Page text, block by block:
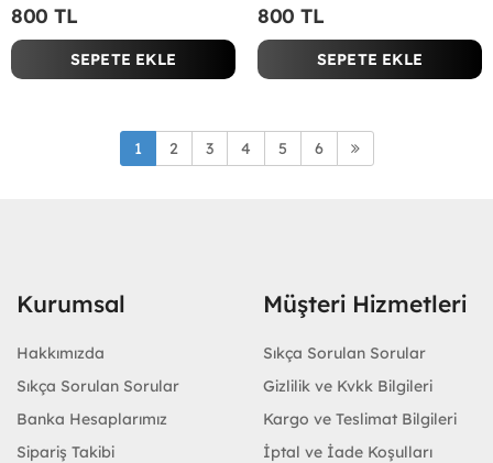
800 TL
SEPETE EKLE
800 TL
SEPETE EKLE
1 2 3 4 5 6
Kurumsal
Hakkımızda
Sıkça Sorulan Sorular
Banka Hesaplarımız
Sipariş Takibi
Müşteri Hizmetleri
Sıkça Sorulan Sorular
Gizlilik ve Kvkk Bilgileri
Kargo ve Teslimat Bilgileri
İptal ve İade Koşulları